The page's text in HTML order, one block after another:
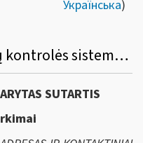
Українська)
Administratorių veiksmų kontrolės sistemos palaikymo paslaugų viešasis pirkimas
SUTARTIS